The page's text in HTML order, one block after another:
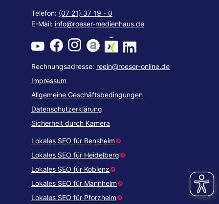
Telefon: (07 21) 37 19 - 0
E-Mail: info@roeser-medienhaus.de
Rechnungsadresse: reein@roeser-online.de
Impressum
Allgemeine Geschäftsbedingungen
Datenschutzerklärung
Sicherheit durch Kamera
Lokales SEO für Bensheim
Lokales SEO für Heidelberg
Lokales SEO für Koblenz
Lokales SEO für Mannheim
Lokales SEO für Pforzheim